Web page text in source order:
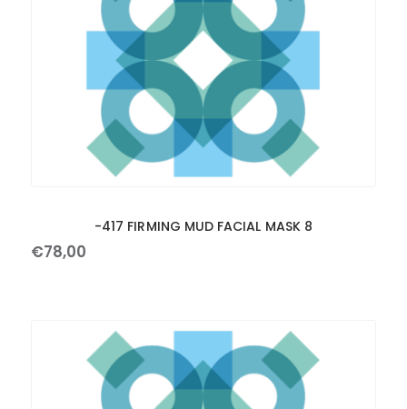
-417 FIRMING MUD FACIAL MASK 8
€78,00